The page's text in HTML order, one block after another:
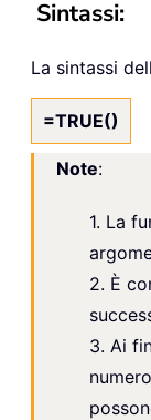
Sintassi:
La sintassi
=TRUE()
Note:
1. La
2. È
3. Ai